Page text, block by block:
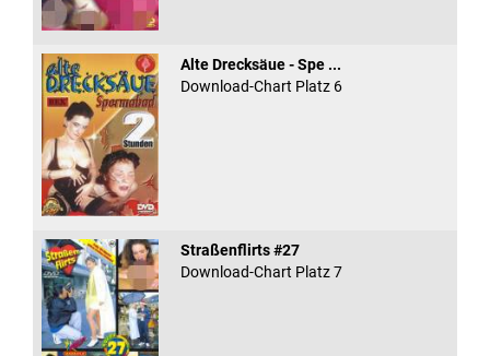
Alte Drecksäue - Spe ...
Download-Chart Platz 6
Straßenflirts #27
Download-Chart Platz 7